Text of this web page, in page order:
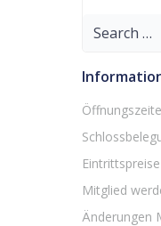
Search
Mitglied
Änderungen